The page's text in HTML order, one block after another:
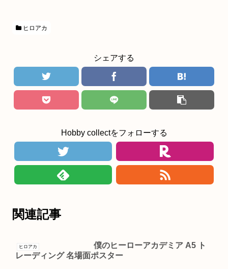
ヒロアカ
シェアする
Hobby collectをフォローする
関連記事
ヒロアカ
僕のヒーローアカデミア A5 ト
レーディング 名場面ポスター